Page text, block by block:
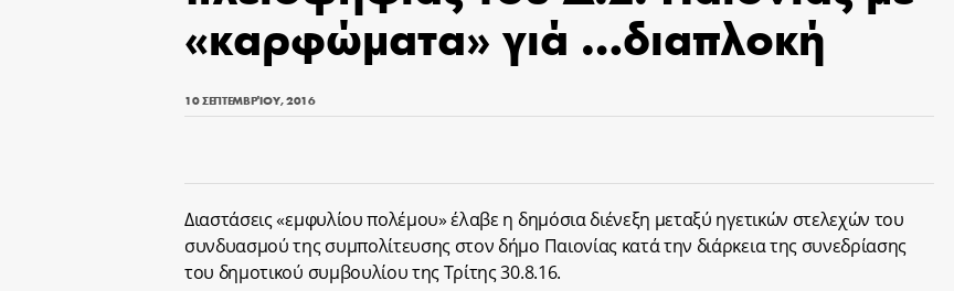
«καρφώματα» γιά …διαπλοκή
10 ΣΕΠΤΕΜΒΡΊΟΥ, 2016
Διαστάσεις «εμφυλίου πολέμου» έλαβε η δημόσια διένεξη μεταξύ ηγετικών στελεχών του
συνδυασμού της συμπολίτευσης στον δήμο Παιονίας κατά την διάρκεια της συνεδρίασης
του δημοτικού συμβουλίου της Τρίτης 30.8.16.